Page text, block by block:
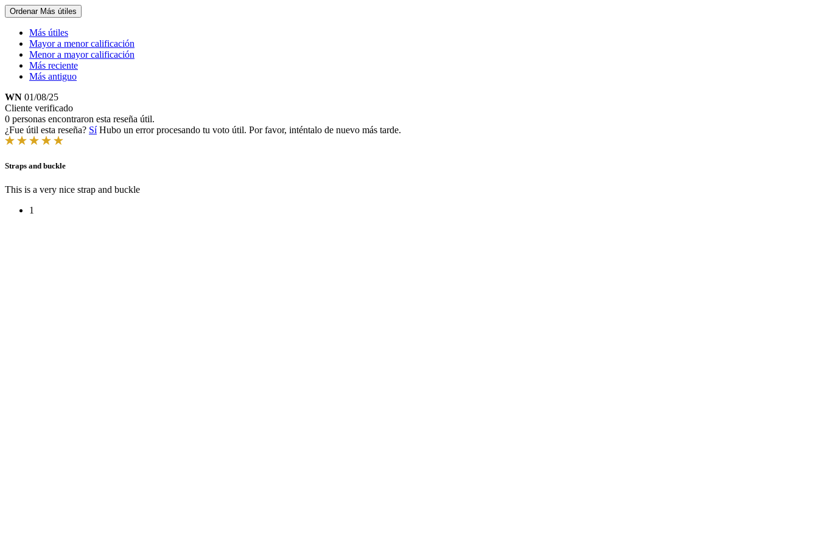
Ordenar Más útiles
Más útiles
Mayor a menor calificación
Menor a mayor calificación
Más reciente
Más antiguo
WN 01/08/25
Cliente verificado
0 personas encontraron esta reseña útil.
¿Fue útil esta reseña? Sí Hubo un error procesando tu voto útil. Por favor, inténtalo de nuevo más tarde.
Straps and buckle
This is a very nice strap and buckle
1